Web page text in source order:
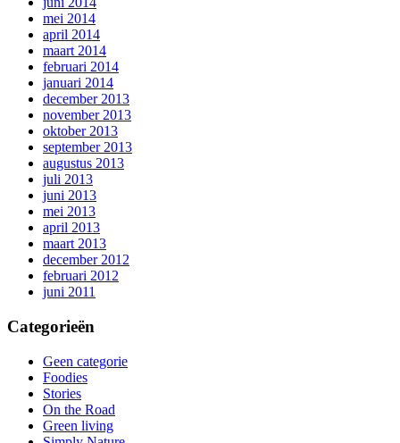
mei 2014
april 2014
maart 2014
februari 2014
januari 2014
december 2013
november 2013
oktober 2013
september 2013
augustus 2013
juli 2013
juni 2013
mei 2013
april 2013
maart 2013
december 2012
februari 2012
juni 2011
Categorieën
Geen categorie
Foodies
Stories
On the Road
Green living